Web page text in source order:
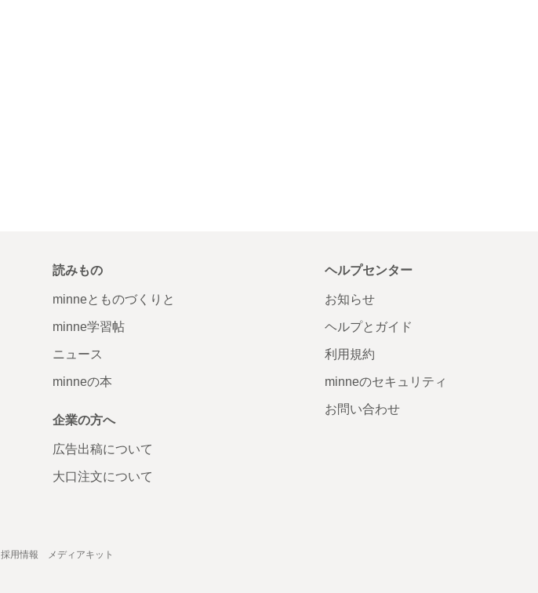
読みもの
minneとものづくりと
minne学習帖
ニュース
minneの本
企業の方へ
広告出稿について
大口注文について
ヘルプセンター
お知らせ
ヘルプとガイド
利用規約
minneのセキュリティ
お問い合わせ
採用情報 メディアキット